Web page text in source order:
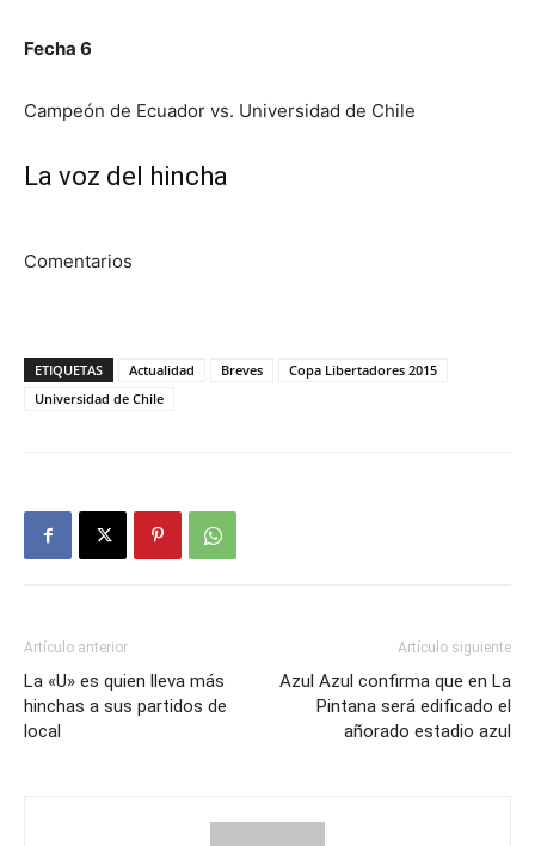
Fecha 6
Campeón de Ecuador vs. Universidad de Chile
La voz del hincha
Comentarios
ETIQUETAS Actualidad Breves
Copa Libertadores 2015
Universidad de Chile
Artículo anterior
La «U» es quien lleva más
hinchas a sus partidos de
local
Artículo siguiente
Azul Azul confirma que en La
Pintana será edificado el
añorado estadio azul